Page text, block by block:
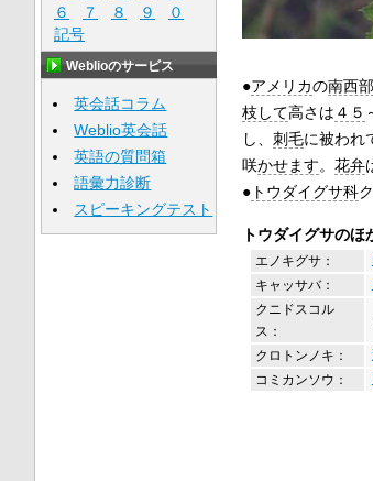
●アメリカの南西部
枝して高さは ４５
し、 刺毛に被われ
咲かせます。 花弁
●トウダイグサ科
トウダイグサのほ
エノキグサ：
キャッサバ：
クニドスコル
ス：
クロトンノキ：
コミカンソウ：
６
７ ８ ９
０
記号
Weblioのサービス
英会話コラム
Weblio英会話
英語の質問箱
語彙力診断
スピーキングテスト